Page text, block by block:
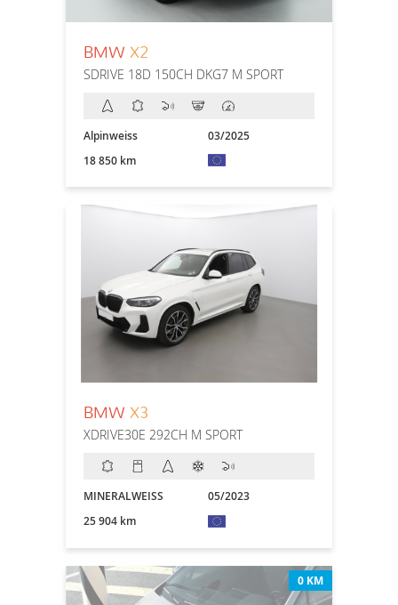
BMW X2
SDRIVE 18D 150CH DKG7 M SPORT
Alpinweiss
03/2025
18 850 km
BMW X3
XDRIVE30E 292CH M SPORT
MINERALWEISS
05/2023
25 904 km
0 KM